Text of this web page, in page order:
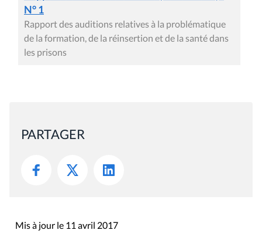
N° 1
Rapport des auditions relatives à la problématique
de la formation, de la réinsertion et de la santé dans
les prisons
PARTAGER
Mis à jour le 11 avril 2017